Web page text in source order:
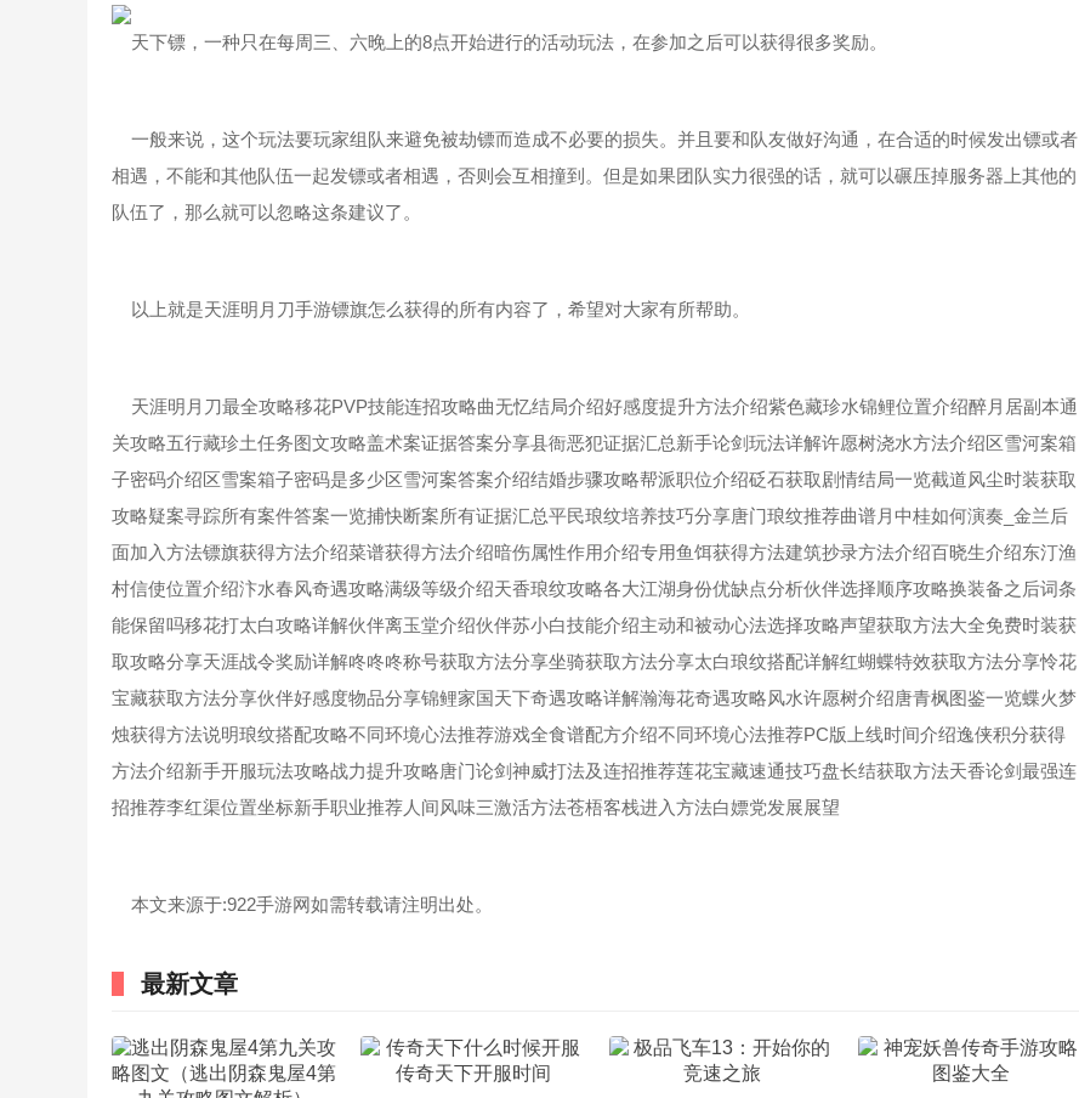
天下镖，一种只在每周三、六晚上的8点开始进行的活动玩法，在参加之后可以获得很多奖励。
一般来说，这个玩法要玩家组队来避免被劫镖而造成不必要的损失。并且要和队友做好沟通，在合适的时候发出镖或者
相遇，不能和其他队伍一起发镖或者相遇，否则会互相撞到。但是如果团队实力很强的话，就可以碾压掉服务器上其他的
队伍了，那么就可以忽略这条建议了。
以上就是天涯明月刀手游镖旗怎么获得的所有内容了，希望对大家有所帮助。
天涯明月刀最全攻略移花PVP技能连招攻略曲无忆结局介绍好感度提升方法介绍紫色藏珍水锦鲤位置介绍醉月居副本通
关攻略五行藏珍土任务图文攻略盖术案证据答案分享县衙恶犯证据汇总新手论剑玩法详解许愿树浇水方法介绍区雪河案箱
子密码介绍区雪案箱子密码是多少区雪河案答案介绍结婚步骤攻略帮派职位介绍砭石获取剧情结局一览截道风尘时装获取
攻略疑案寻踪所有案件答案一览捕快断案所有证据汇总平民琅纹培养技巧分享唐门琅纹推荐曲谱月中桂如何演奏_金兰后
面加入方法镖旗获得方法介绍菜谱获得方法介绍暗伤属性作用介绍专用鱼饵获得方法建筑抄录方法介绍百晓生介绍东汀渔
村信使位置介绍汴水春风奇遇攻略满级等级介绍天香琅纹攻略各大江湖身份优缺点分析伙伴选择顺序攻略换装备之后词条
能保留吗移花打太白攻略详解伙伴离玉堂介绍伙伴苏小白技能介绍主动和被动心法选择攻略声望获取方法大全免费时装获
取攻略分享天涯战令奖励详解咚咚咚称号获取方法分享坐骑获取方法分享太白琅纹搭配详解红蝴蝶特效获取方法分享怜花
宝藏获取方法分享伙伴好感度物品分享锦鲤家国天下奇遇攻略详解瀚海花奇遇攻略风水许愿树介绍唐青枫图鉴一览蝶火梦
烛获得方法说明琅纹搭配攻略不同环境心法推荐游戏全食谱配方介绍不同环境心法推荐PC版上线时间介绍逸侠积分获得
方法介绍新手开服玩法攻略战力提升攻略唐门论剑神威打法及连招推荐莲花宝藏速通技巧盘长结获取方法天香论剑最强连
招推荐李红渠位置坐标新手职业推荐人间风味三激活方法苍梧客栈进入方法白嫖党发展展望
本文来源于:922手游网如需转载请注明出处。
最新文章